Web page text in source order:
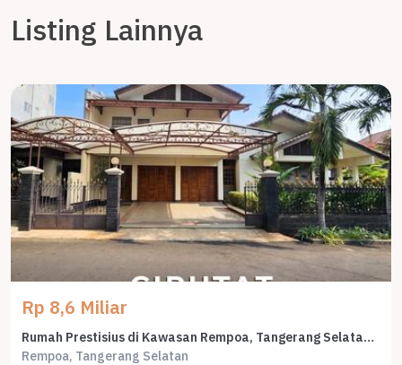
Listing Lainnya
Rp 8,6 Miliar
Rumah Prestisius di Kawasan Rempoa, Tangerang Selatan, LB 269m², Harga 8,6 Miliar
Rempoa, Tangerang Selatan